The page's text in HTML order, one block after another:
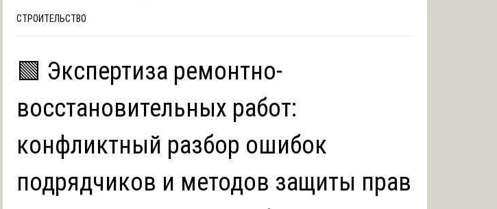
СТРОИТЕЛЬСТВО
🟩 Экспертиза ремонтно-
восстановительных работ:
конфликтный разбор ошибок
подрядчиков и методов защиты прав